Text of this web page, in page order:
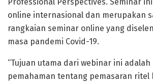
online internasional dan merupakan
rangkaian seminar online yang
masa pandemi Covid-19.
“Tujuan utama dari webinar ini
pemahaman tentang pemasaran ritel